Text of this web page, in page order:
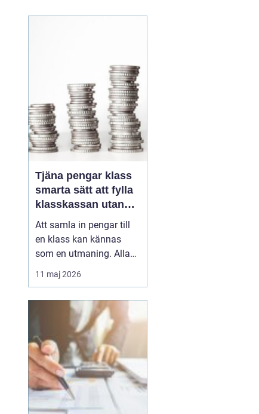
varianterna från 70 och
ett enormt spann av
färger, material och
strukturer. För den som
planerar16 maj 2026
Tjäna pengar klass
smarta sätt att fylla
klasskassan utan
stress
Att samla in pengar till
en klass kan kännas
som en utmaning. Alla
har olika förutsättningar,
tiden är begränsad och
avgiftsfri. Samtidigt vill
många klasser ordna
klassresor, läger, nya
studiematerial eller
gemensamma upple...
11 maj 2026